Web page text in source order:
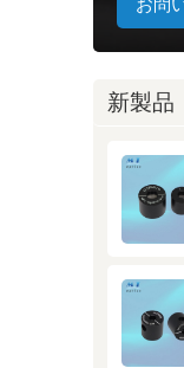
新製品